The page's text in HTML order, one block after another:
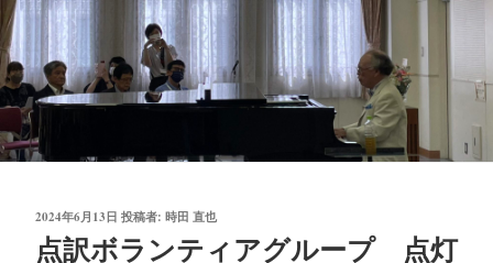
ッ
プ
投
稿
日:
2024年6月13日 投稿者: 時田 直也
点訳ボランティアグループ 点灯